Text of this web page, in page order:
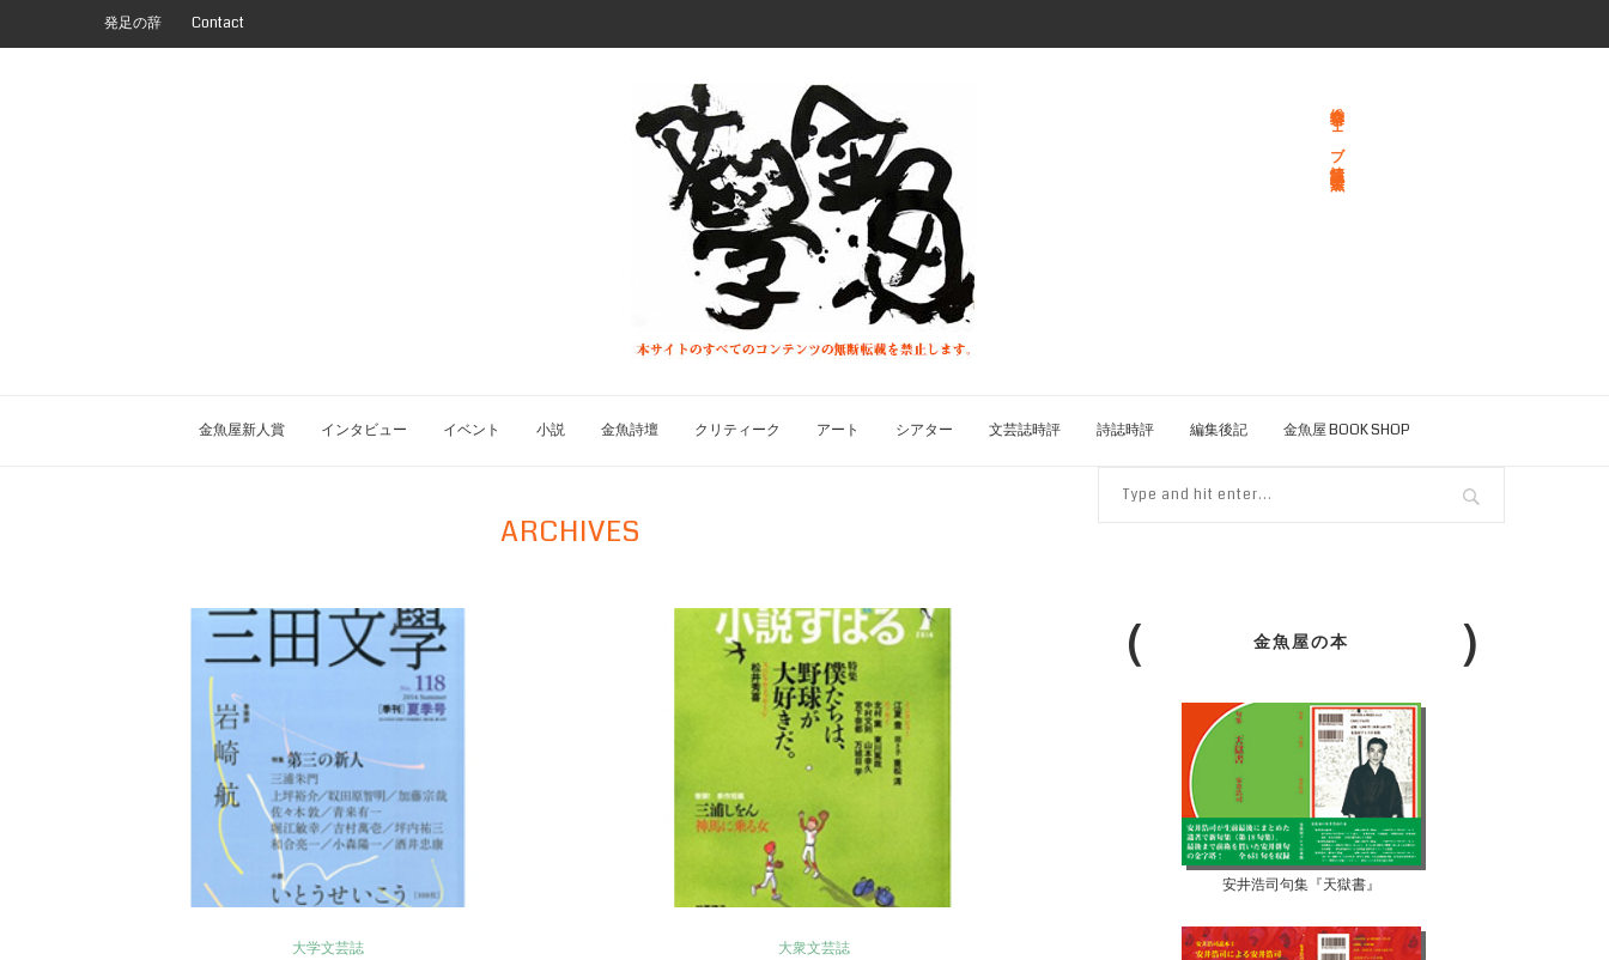
発足の辞 Contact
総合文学ウェブ情報誌 文学金魚
金魚屋新人賞 インタビュー イベント 小説 金魚詩壇 クリティーク アート シアター 文芸誌時評 詩誌時評 編集後記 金魚屋 BOOK SHOP
ARCHIVES
大学文芸誌 大衆文芸誌
金魚屋の本
安井浩司句集『天獄書』